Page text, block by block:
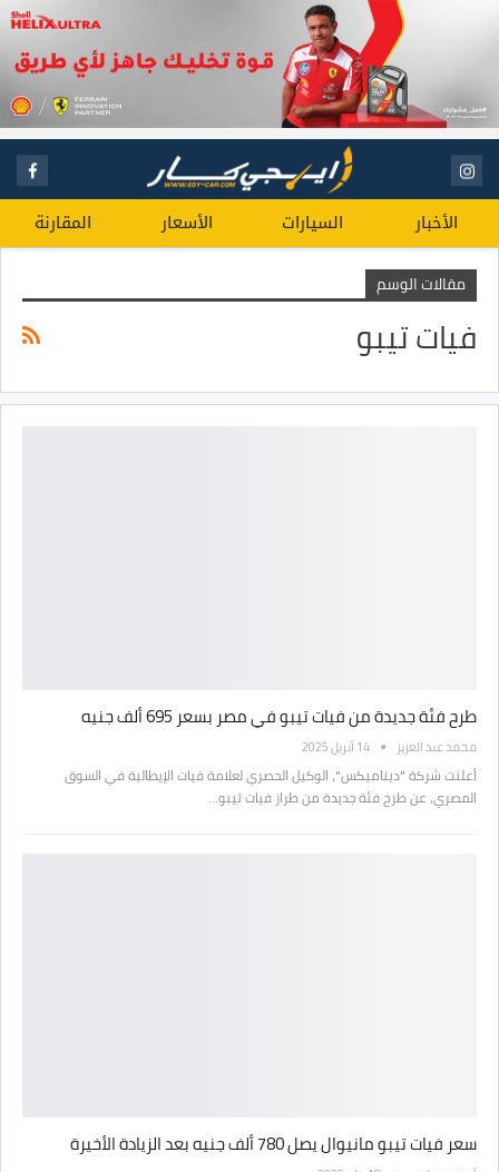
الأخبار السيارات الأسعار المقارنة
مقالات الوسم
فيات تيبو
طرح فئة جديدة من فيات تيبو في مصر بسعر 695 ألف جنيه
محمد عبد العزيز 14 أبريل 2025
أعلنت شركة "ديناميكس"، الوكيل الحصري لعلامة فيات الإيطالية في السوق
المصري، عن طرح فئة جديدة من طراز فيات تيبو…
سعر فيات تيبو مانيوال يصل 780 ألف جنيه بعد الزيادة الأخيرة